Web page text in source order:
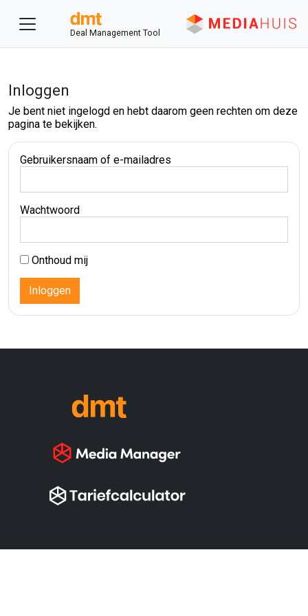
Deal Management Tool
Inloggen
Je bent niet ingelogd en hebt daarom geen rechten om deze
pagina te bekijken.
Gebruikersnaam of e-mailadres
Wachtwoord
Onthoud mij